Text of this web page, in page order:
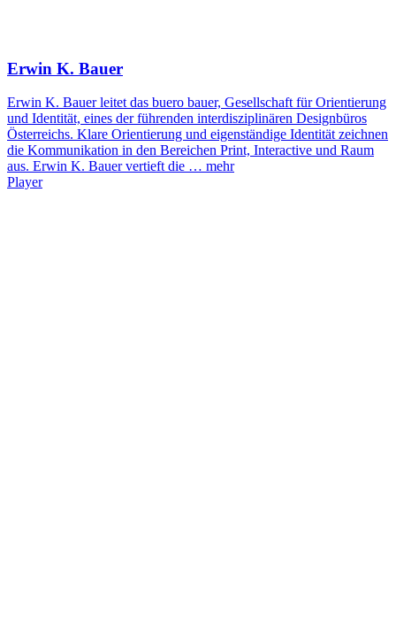
Erwin K. Bauer
Erwin K. Bauer leitet das buero bauer, Gesellschaft für Orientierung
und Identität, eines der führenden interdisziplinären Designbüros
Österreichs. Klare Orientierung und eigenständige Identität zeichnen
die Kommunikation in den Bereichen Print, Interactive und Raum
aus. Erwin K. Bauer vertieft die … mehr
Player